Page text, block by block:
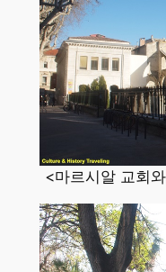
<마르시알 교회